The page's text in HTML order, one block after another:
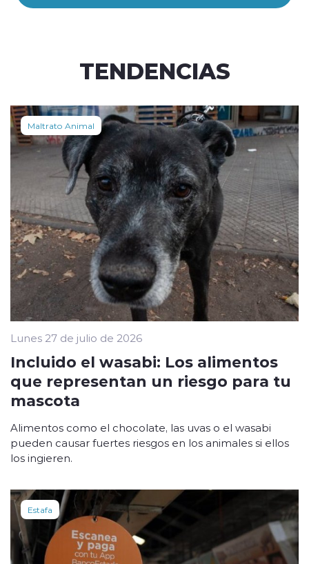
TENDENCIAS
Maltrato Animal
Lunes 27 de julio de 2026
Incluido el wasabi: Los alimentos
que representan un riesgo para tu
mascota
Alimentos como el chocolate, las uvas o el wasabi
pueden causar fuertes riesgos en los animales si ellos
los ingieren.
Estafa